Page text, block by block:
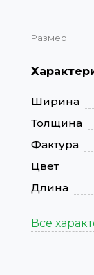
Размер
Ширина
Толщина
Фактура
Цвет
Длина
Все